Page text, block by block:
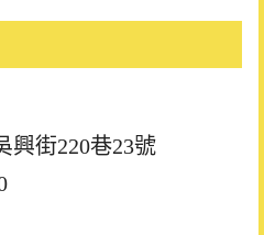
興街220巷23號